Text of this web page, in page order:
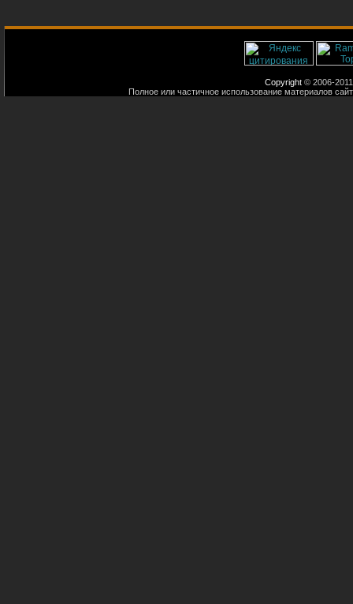
Copyright © 2006-
Полное или частичное использование материалов